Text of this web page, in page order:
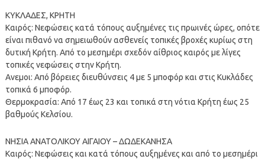
ΚΥΚΛΑΔΕΣ, ΚΡΗΤΗ
Καιρός: Νεφώσεις κατά τόπους αυξημένες τις πρωινές ώρες, οπότε
είναι πιθανό να σημειωθούν ασθενείς τοπικές βροχές κυρίως στη
δυτική Κρήτη. Από το μεσημέρι σχεδόν αίθριος καιρός με λίγες
τοπικές νεφώσεις στην Κρήτη.
Ανεμοι: Από βόρειες διευθύνσεις 4 με 5 μποφόρ και στις Κυκλάδες
τοπικά 6 μποφόρ.
Θερμοκρασία: Από 17 έως 23 και τοπικά στη νότια Κρήτη έως 25
βαθμούς Κελσίου.
ΝΗΣΙΑ ΑΝΑΤΟΛΙΚΟΥ ΑΙΓΑΙΟΥ – ΔΩΔΕΚΑΝΗΣΑ
Καιρός: Νεφώσεις και κατά τόπους αυξημένες και από το μεσημέρι